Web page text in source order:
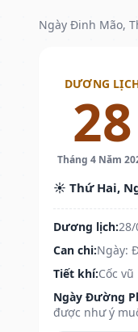
Ngày Đinh Mão,
DƯƠNG
28
Tháng 4 Năm
☀️ Thứ Hai,
Dương lịch:
Can chi:Ngày:
Tiết khí:Cốc vũ
Ngày Đường
được như ý